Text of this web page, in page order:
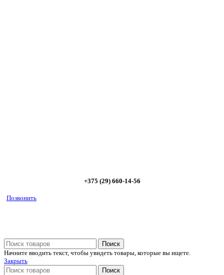
+375 (29) 660-14-56
Позвонить
Поиск
Начните вводить текст, чтобы увидеть товары, которые вы ищете.
Закрыть
Поиск